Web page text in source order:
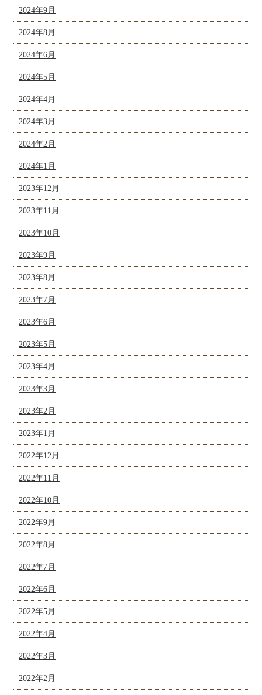
2024年9月
2024年8月
2024年6月
2024年5月
2024年4月
2024年3月
2024年2月
2024年1月
2023年12月
2023年11月
2023年10月
2023年9月
2023年8月
2023年7月
2023年6月
2023年5月
2023年4月
2023年3月
2023年2月
2023年1月
2022年12月
2022年11月
2022年10月
2022年9月
2022年8月
2022年7月
2022年6月
2022年5月
2022年4月
2022年3月
2022年2月